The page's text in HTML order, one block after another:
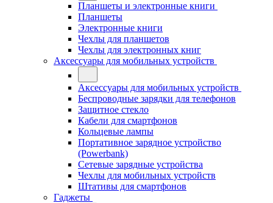
Планшеты и электронные книги
Планшеты
Электронные книги
Чехлы для планшетов
Чехлы для электронных книг
Аксессуары для мобильных устройств
Аксессуары для мобильных устройств
Беспроводные зарядки для телефонов
Защитное стекло
Кабели для смартфонов
Кольцевые лампы
Портативное зарядное устройство
(Powerbank)
Сетевые зарядные устройства
Чехлы для мобильных устройств
Штативы для смартфонов
Гаджеты